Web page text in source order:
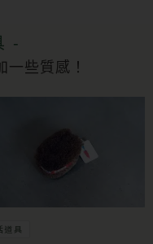
-
一些質感！
道具